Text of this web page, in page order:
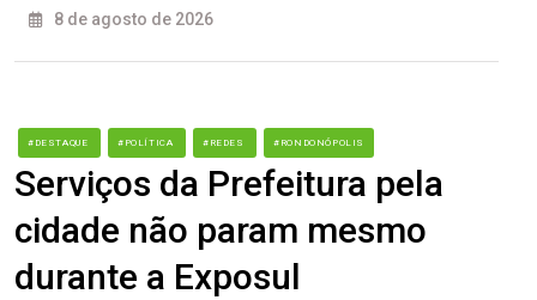
8 de agosto de 2026
#DESTAQUE #POLÍTICA #REDES #RONDONÓPOLIS
Serviços da Prefeitura pela
cidade não param mesmo
durante a Exposul